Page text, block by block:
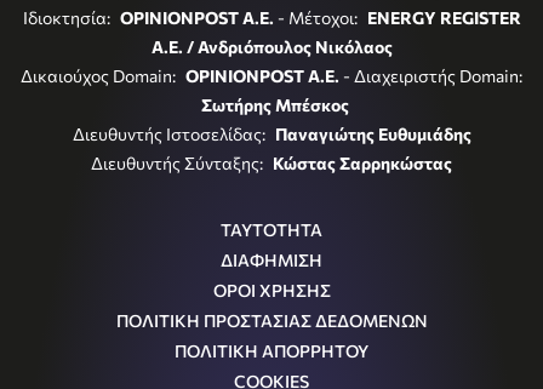
Ιδιοκτησία: OPINIONPOST A.E. - Μέτοχοι: ENERGY REGISTER
Α.Ε. / Ανδριόπουλος Νικόλαος
Δικαιούχος Domain: OPINIONPOST A.E. - Διαχειριστής Domain:
Σωτήρης Μπέσκος
Διευθυντής Ιστοσελίδας: Παναγιώτης Ευθυμιάδης
Διευθυντής Σύνταξης: Κώστας Σαρρηκώστας
ΤΑΥΤΟΤΗΤΑ
ΔΙΑΦΗΜΙΣΗ
ΟΡΟΙ ΧΡΗΣΗΣ
ΠΟΛΙΤΙΚΗ ΠΡΟΣΤΑΣΙΑΣ ΔΕΔΟΜΕΝΩΝ
ΠΟΛΙΤΙΚΗ ΑΠΟΡΡΗΤΟΥ
COOKIES